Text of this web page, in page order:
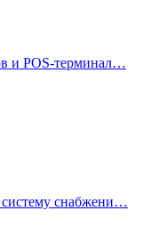
и POS-терминал…
систему снабжени…